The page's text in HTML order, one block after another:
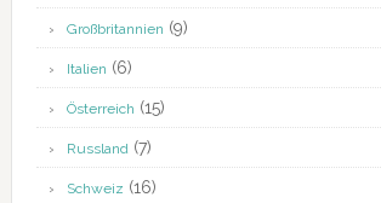
Großbritannien (9)
Italien (6)
Österreich (15)
Russland(7)
Schweiz (16)